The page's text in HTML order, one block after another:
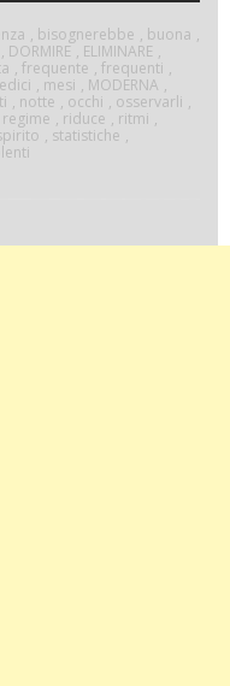
, bisognerebbe , buona ,
, DORMIRE , ELIMINARE ,
, frequente , frequenti ,
, mesi , MODERNA ,
, notte , occhi , osservarli ,
regime , riduce , ritmi ,
, statistiche ,